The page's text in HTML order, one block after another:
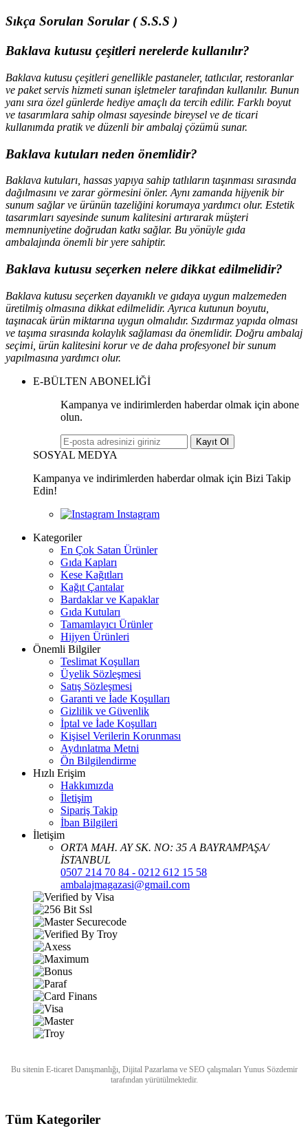
Sıkça Sorulan Sorular ( S.S.S )
Baklava kutusu çeşitleri nerelerde kullanılır?
Baklava kutusu çeşitleri genellikle pastaneler, tatlıcılar, restoranlar
ve paket servis hizmeti sunan işletmeler tarafından kullanılır. Bunun
yanı sıra özel günlerde hediye amaçlı da tercih edilir. Farklı boyut
ve tasarımlara sahip olması sayesinde bireysel ve de ticari
kullanımda pratik ve düzenli bir ambalaj çözümü sunar.
Baklava kutuları neden önemlidir?
Baklava kutuları, hassas yapıya sahip tatlıların taşınması sırasında
dağılmasını ve zarar görmesini önler. Aynı zamanda hijyenik bir
sunum sağlar ve ürünün tazeliğini korumaya yardımcı olur. Estetik
tasarımları sayesinde sunum kalitesini artırarak müşteri
memnuniyetine doğrudan katkı sağlar. Bu yönüyle gıda
ambalajında önemli bir yere sahiptir.
Baklava kutusu seçerken nelere dikkat edilmelidir?
Baklava kutusu seçerken dayanıklı ve gıdaya uygun malzemeden
üretilmiş olmasına dikkat edilmelidir. Ayrıca kutunun boyutu,
taşınacak ürün miktarına uygun olmalıdır. Sızdırmaz yapıda olması
ve taşıma sırasında kolaylık sağlaması da önemlidir. Doğru ambalaj
seçimi, ürün kalitesini korur ve de daha profesyonel bir sunum
yapılmasına yardımcı olur.
E-BÜLTEN ABONELİĞİ
Kampanya ve indirimlerden haberdar olmak için abone
olun.
Kayıt Ol
SOSYAL MEDYA
Kampanya ve indirimlerden haberdar olmak için Bizi Takip
Edin!
Kategoriler
En Çok Satan Ürünler
Gıda Kapları
Kese Kağıtları
Kağıt Çantalar
Bardaklar ve Kapaklar
Gıda Kutuları
Tamamlayıcı Ürünler
Hijyen Ürünleri
Önemli Bilgiler
Teslimat Koşulları
Üyelik Sözleşmesi
Satış Sözleşmesi
Garanti ve İade Koşulları
Gizlilik ve Güvenlik
İptal ve İade Koşulları
Kişisel Verilerin Korunması
Aydınlatma Metni
Ön Bilgilendirme
Hızlı Erişim
Hakkımızda
İletişim
Sipariş Takip
İban Bilgileri
İletişim
ORTA MAH. AY SK. NO: 35 A BAYRAMPAŞA/
İSTANBUL
0507 214 70 84 - 0212 612 15 58
ambalajmagazasi@gmail.com
Bu sitenin E-ticaret Danışmanlığı, Dijital Pazarlamave SEO çalışmaları Yunus Sözdemir
tarafından yürütülmektedir.
Tüm Kategoriler